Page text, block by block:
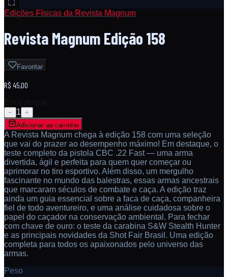
Edições Físicas da Revista Magnum
Revista Magnum Edição 158
Favoritar
R$ 45,00
− 1 +
Adicionar ao carrinho
A Revista Magnum chega à edição 158 com uma seleção
que vai do prazer ao desempenho máximo! Em destaque, o
teste completo da pistola CBC .22 Fast — uma arma
divertida, ágil e perfeita para quem quer começar ou
aprimorar no tiro esportivo. Além disso, um mergulho
fascinante no mundo das balestras, essas armas ancestrais
que marcaram séculos de combate e caça. A edição traz
ainda um guia essencial sobre a faca de caça, companheira
fiel de todo aventureiro, e uma análise cuidadosa sobre o
papel do caçador na conservação ambiental. Para fechar
com chave de ouro: o teste da carabina S&W Stealth Hunter
e as principais novidades da Shot Fair Brasil. Uma edição
completa para todos os apaixonados pelo universo das
armas.
Peso